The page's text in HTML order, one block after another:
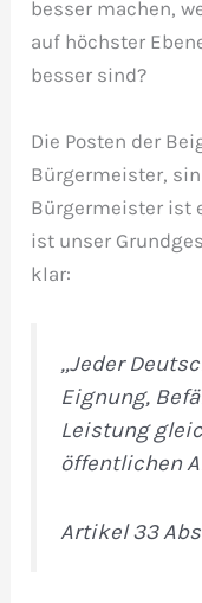
besser machen,
auf höchster
besser sind?
Die Posten der
Bürgermeister,
Bürgermeister ist
ist unser
klar:
„Jeder
Eignung,
Leistung
öffentlichen
Artikel 33